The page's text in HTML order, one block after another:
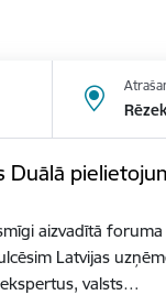
Duālā
aizvadītā
Latvijas
valsts…